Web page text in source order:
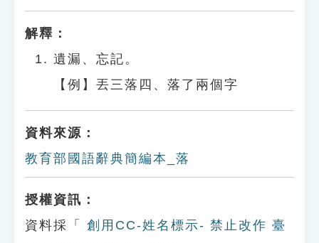
解釋：
遺漏、忘記。
【例】丟三落四、落了兩個字
資料來源：
教育部國語辭典簡編本_落
授權資訊：
資料採「
創用CC-姓名標示- 禁止改作 臺